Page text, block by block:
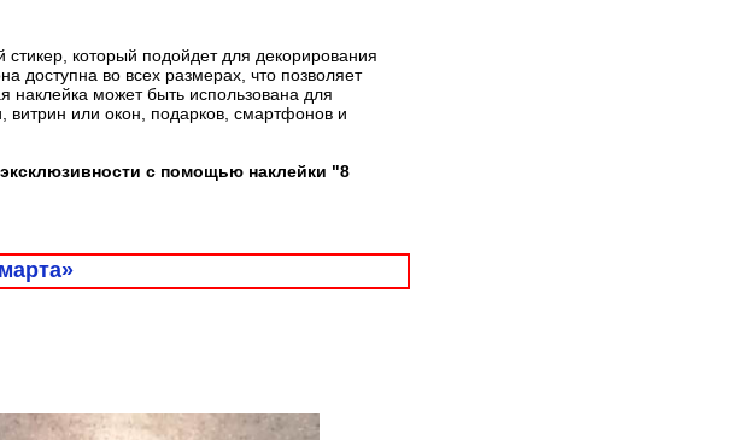
который подойдет для декорирования
доступна во всех размерах, что позволяет
наклейка может быть использована для
витрин или окон, подарков, смартфонов и
с помощью наклейки "8